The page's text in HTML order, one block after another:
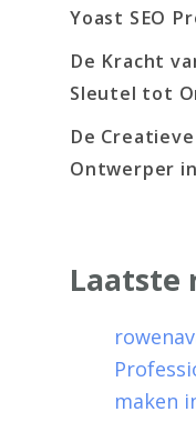
Yoast SEO
De Kracht
Sleutel tot
De
Ontwerper
Laatste
maken